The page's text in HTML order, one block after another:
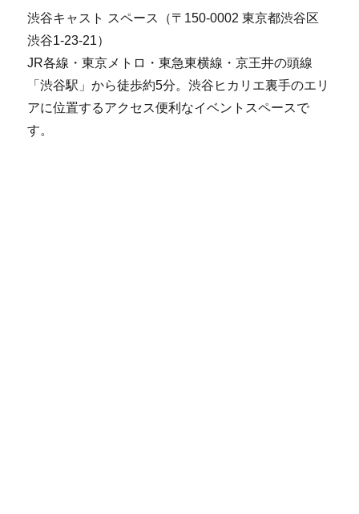
渋谷キャスト スペース（〒150-0002 東京都渋谷区
渋谷1-23-21）
JR各線・東京メトロ・東急東横線・京王井の頭線
「渋谷駅」から徒歩約5分。渋谷ヒカリエ裏手のエリ
アに位置するアクセス便利なイベントスペースで
す。